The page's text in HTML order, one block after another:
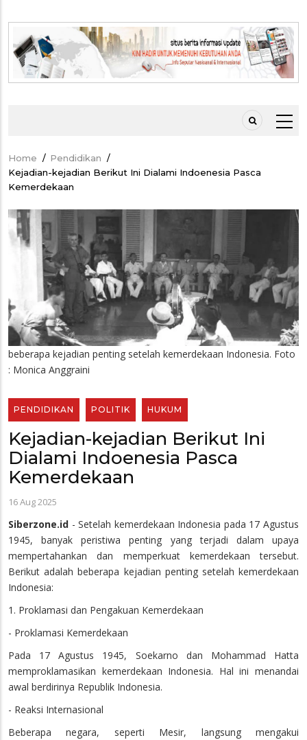
Breadcrumb
Home / Pendidikan /
Kejadian-kejadian Berikut Ini Dialami Indoenesia Pasca
Kemerdekaan
beberapa kejadian penting setelah kemerdekaan Indonesia. Foto
: Monica Anggraini
PENDIDIKAN POLITIK HUKUM
Kejadian-kejadian Berikut Ini
Dialami Indoenesia Pasca
Kemerdekaan
16 Aug 2025
Siberzone.id - Setelah kemerdekaan Indonesia pada 17 Agustus
1945, banyak peristiwa penting yang terjadi dalam upaya
mempertahankan dan memperkuat kemerdekaan tersebut.
Berikut adalah beberapa kejadian penting setelah kemerdekaan
Indonesia:
1. Proklamasi dan Pengakuan Kemerdekaan
- Proklamasi Kemerdekaan
Pada 17 Agustus 1945, Soekarno dan Mohammad Hatta
memproklamasikan kemerdekaan Indonesia. Hal ini menandai
awal berdirinya Republik Indonesia.
- Reaksi Internasional
Beberapa negara, seperti Mesir, langsung mengakui